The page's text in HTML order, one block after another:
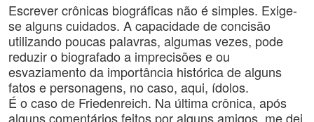
Escrever crônicas biográficas não é simples. Exige-
se alguns cuidados. A capacidade de concisão
utilizando poucas palavras, algumas vezes, pode
reduzir o biografado a imprecisões e ou
esvaziamento da importância histórica de alguns
fatos e personagens, no caso, aqui, ídolos.
É o caso de Friedenreich. Na última crônica, após
alguns comentários feitos por alguns amigos, me dei